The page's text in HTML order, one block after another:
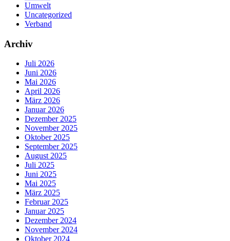
Umwelt
Uncategorized
Verband
Archiv
Juli 2026
Juni 2026
Mai 2026
April 2026
März 2026
Januar 2026
Dezember 2025
November 2025
Oktober 2025
September 2025
August 2025
Juli 2025
Juni 2025
Mai 2025
März 2025
Februar 2025
Januar 2025
Dezember 2024
November 2024
Oktober 2024